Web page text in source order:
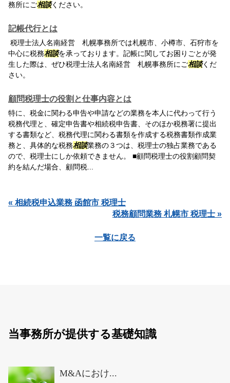
務所にご相談ください。
記帳代行とは
税理士法人名南経営 札幌事務所では札幌市、小樽市、石狩市を
中心に税務相談を承っております。記帳に関してお困りごとが発
生した際は、ぜひ税理士法人名南経営 札幌事務所にご相談くだ
さい。
顧問税理士の役割と仕事内容とは
特に、税金に関わる申告や申請などの業務を本人に代わって行う
税務代理と、確定申告書や相続税申告書、そのほか税務署に提出
する書類など、税務代理に関わる書類を作成する税務書類作成業
務と、具体的な税務相談業務の３つは、税理士の独占業務である
ので、税理士にしか依頼できません。 ■顧問税理士の役割顧問契
約を結んだ場合、顧問税...
« 相続税申込業務 函館市 税理士
税務顧問業務 札幌市 税理士 »
一覧に戻る
当事務所が提供する基礎知識
M&Aにおけ...